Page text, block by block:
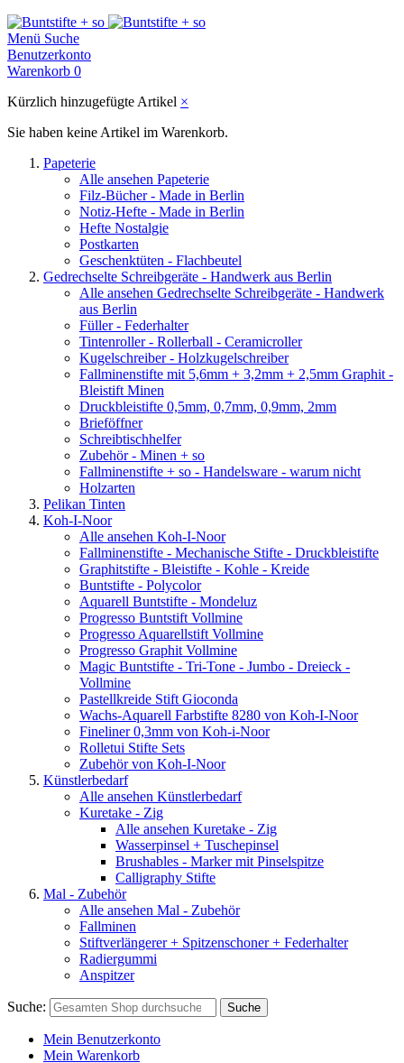
Menü Suche
Benutzerkonto
Warenkorb 0
Kürzlich hinzugefügte Artikel ×
Sie haben keine Artikel im Warenkorb.
Papeterie
Alle ansehen Papeterie
Filz-Bücher - Made in Berlin
Notiz-Hefte - Made in Berlin
Hefte Nostalgie
Postkarten
Geschenktüten - Flachbeutel
Gedrechselte Schreibgeräte - Handwerk aus Berlin
Alle ansehen Gedrechselte Schreibgeräte - Handwerk
aus Berlin
Füller - Federhalter
Tintenroller - Rollerball - Ceramicroller
Kugelschreiber - Holzkugelschreiber
Fallminenstifte mit 5,6mm + 3,2mm + 2,5mm Graphit -
Bleistift Minen
Druckbleistifte 0,5mm, 0,7mm, 0,9mm, 2mm
Brieföffner
Schreibtischhelfer
Zubehör - Minen + so
Fallminenstifte + so - Handelsware - warum nicht
Holzarten
Pelikan Tinten
Koh-I-Noor
Alle ansehen Koh-I-Noor
Fallminenstifte - Mechanische Stifte - Druckbleistifte
Graphitstifte - Bleistifte - Kohle - Kreide
Buntstifte - Polycolor
Aquarell Buntstifte - Mondeluz
Progresso Buntstift Vollmine
Progresso Aquarellstift Vollmine
Progresso Graphit Vollmine
Magic Buntstifte - Tri-Tone - Jumbo - Dreieck -
Vollmine
Pastellkreide Stift Gioconda
Wachs-Aquarell Farbstifte 8280 von Koh-I-Noor
Fineliner 0,3mm von Koh-i-Noor
Rolletui Stifte Sets
Zubehör von Koh-I-Noor
Künstlerbedarf
Alle ansehen Künstlerbedarf
Kuretake - Zig
Alle ansehen Kuretake - Zig
Wasserpinsel + Tuschepinsel
Brushables - Marker mit Pinselspitze
Calligraphy Stifte
Mal - Zubehör
Alle ansehen Mal - Zubehör
Fallminen
Stiftverlängerer + Spitzenschoner + Federhalter
Radiergummi
Anspitzer
Suche: Suche
Mein Benutzerkonto
Mein Warenkorb